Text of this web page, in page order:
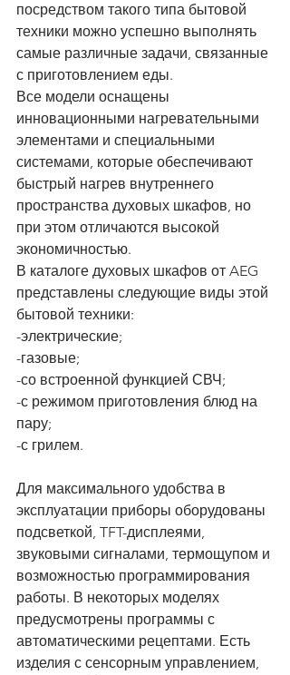
посредством такого типа бытовой
техники можно успешно выполнять
самые различные задачи, связанные
с приготовлением еды.
Все модели оснащены
инновационными нагревательными
элементами и специальными
системами, которые обеспечивают
быстрый нагрев внутреннего
пространства духовых шкафов, но
при этом отличаются высокой
экономичностью.
В каталоге духовых шкафов от AEG
представлены следующие виды этой
бытовой техники:
-электрические;
-газовые;
-со встроенной функцией СВЧ;
-с режимом приготовления блюд на
пару;
-с грилем.
Для максимального удобства в
эксплуатации приборы оборудованы
подсветкой, TFT-дисплеями,
звуковыми сигналами, термощупом и
возможностью программирования
работы. В некоторых моделях
предусмотрены программы с
автоматическими рецептами. Есть
изделия с сенсорным управлением,